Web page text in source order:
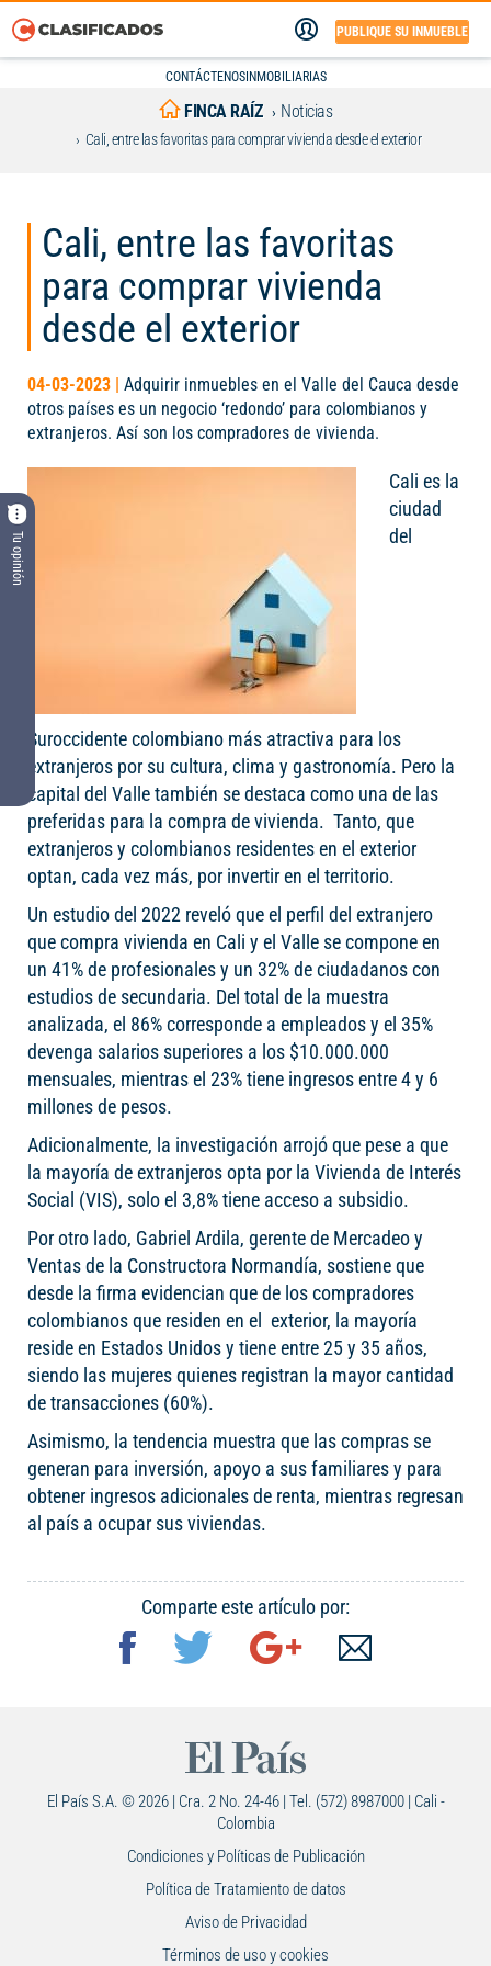
PUBLIQUE SU INMUEBLE
CONTÁCTENOSINMOBILIARIAS
FINCA RAÍZ Noticias
Cali, entre las favoritas para comprar vivienda desde el exterior
Cali, entre las favoritas
para comprar vivienda
desde el exterior
04-03-2023 | Adquirir inmuebles en el Valle del Cauca desde
otros países es un negocio ‘redondo’ para colombianos y
extranjeros. Así son los compradores de vivienda.
Cali es la
ciudad
del
Suroccidente colombiano más atractiva para los
extranjeros por su cultura, clima y gastronomía. Pero la
capital del Valle también se destaca como una de las
preferidas para la compra de vivienda. Tanto, que
extranjeros y colombianos residentes en el exterior
optan, cada vez más, por invertir en el territorio.
Un estudio del 2022 reveló que el perfil del extranjero
que compra vivienda en Cali y el Valle se compone en
un 41% de profesionales y un 32% de ciudadanos con
estudios de secundaria. Del total de la muestra
analizada, el 86% corresponde a empleados y el 35%
devenga salarios superiores a los $10.000.000
mensuales, mientras el 23% tiene ingresos entre 4 y 6
millones de pesos.
Adicionalmente, la investigación arrojó que pese a que
la mayoría de extranjeros opta por la Vivienda de Interés
Social (VIS), solo el 3,8% tiene acceso a subsidio.
Por otro lado, Gabriel Ardila, gerente de Mercadeo y
Ventas de la Constructora Normandía, sostiene que
desde la firma evidencian que de los compradores
colombianos que residen en el exterior, la mayoría
reside en Estados Unidos y tiene entre 25 y 35 años,
siendo las mujeres quienes registran la mayor cantidad
de transacciones (60%).
Asimismo, la tendencia muestra que las compras se
generan para inversión, apoyo a sus familiares y para
obtener ingresos adicionales de renta, mientras regresan
al país a ocupar sus viviendas.
Tu opinión
Comparte este artículo por:
El País S.A. © 2026 | Cra. 2 No. 24-46 | Tel. (572) 8987000 | Cali -
Colombia
Condiciones y Políticas de Publicación
Política de Tratamiento de datos
Aviso de Privacidad
Términos de uso y cookies